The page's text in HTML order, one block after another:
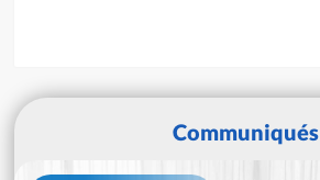
Communiqués